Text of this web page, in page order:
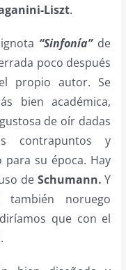
Liszt.
“Sinfonía”de
poco después
propio autor. Se
bien académica,
de oír dadas
contrapuntos y
su época. Hay
de Schumann. Y
noruego
que con el